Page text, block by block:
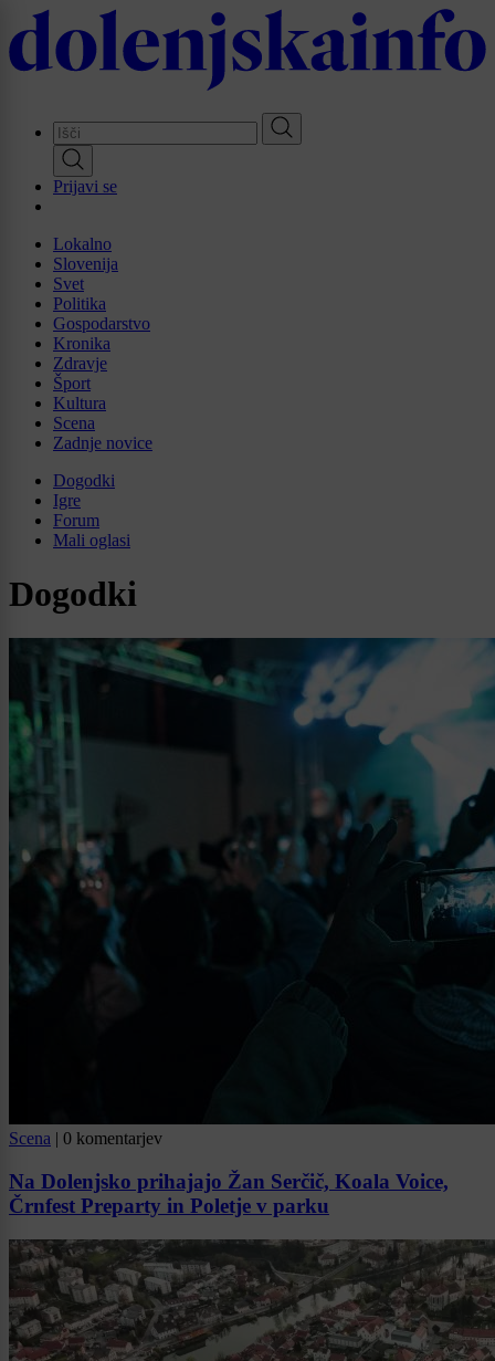
Skip
to
main
Prijavi se
Lokalno
Slovenija
Svet
Politika
Gospodarstvo
Kronika
Zdravje
Šport
Kultura
Scena
Zadnje novice
Dogodki
Igre
Forum
Mali oglasi
Dogodki
Scena 0 komentarjev
Na Dolenjsko prihajajo Žan Serčič, Koala Voice,
Črnfest Preparty in Poletje v parku